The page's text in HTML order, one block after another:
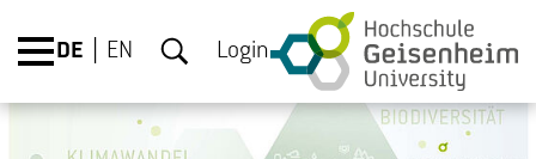
DE EN Login